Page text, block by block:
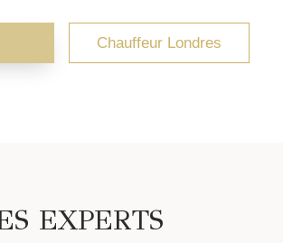
Chauffeur Londres
EXPERTS